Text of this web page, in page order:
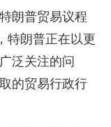
朗普贸易议程
特朗普正在以更
泛关注的问
的贸易行政行